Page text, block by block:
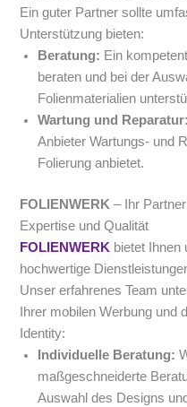
Ein guter Partner sollte
Unterstützung bieten:
Beratung: Ein
beraten und bei der
Folienmaterialien
Wartung und Reparatur:
Anbieter Wartungs- und
Folierung anbietet.
FOLIENWERK – Ihr
Expertise und Qualität
FOLIENWERK bietet Ihnen
hochwertige
Unser erfahrenes Team
Ihrer mobilen Werbung und
Identity:
Individuelle Beratung:
maßgeschneiderte
Auswahl des Designs